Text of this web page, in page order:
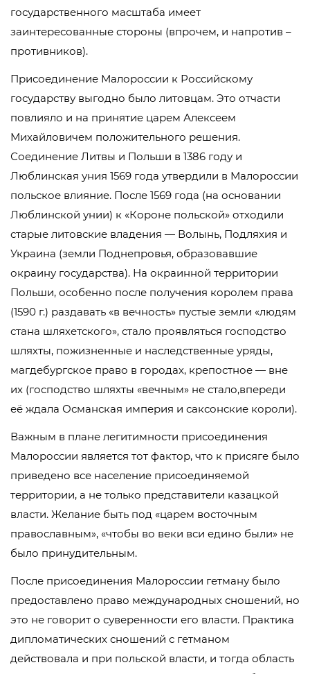
государственного масштаба имеет
заинтересованные стороны (впрочем, и напротив –
противников).
Присоединение Малороссии к Российскому
государству выгодно было литовцам. Это отчасти
повлияло и на принятие царем Алексеем
Михайловичем положительного решения.
Соединение Литвы и Польши в 1386 году и
Люблинская уния 1569 года утвердили в Малороссии
польское влияние. После 1569 года (на основании
Люблинской унии) к «Короне польской» отходили
старые литовские владения — Волынь, Подляхия и
Украина (земли Поднепровья, образовавшие
окраину государства). На окраинной территории
Польши, особенно после получения королем права
(1590 г.) раздавать «в вечность» пустые земли «людям
стана шляхетского», стало проявляться господство
шляхты, пожизненные и наследственные уряды,
магдебургское право в городах, крепостное — вне
их (господство шляхты «вечным» не стало,впереди
её ждала Османская империя и саксонские короли).
Важным в плане легитимности присоединения
Малороссии является тот фактор, что к присяге было
приведено все население присоединяемой
территории, а не только представители казацкой
власти. Желание быть под «царем восточным
православным», «чтобы во веки вси едино были» не
было принудительным.
После присоединения Малороссии гетману было
предоставлено право международных сношений, но
это не говорит о суверенности его власти. Практика
дипломатических сношений с гетманом
действовала и при польской власти, и тогда область